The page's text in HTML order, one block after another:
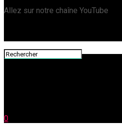
Allez sur notre chaîne YouTube
0